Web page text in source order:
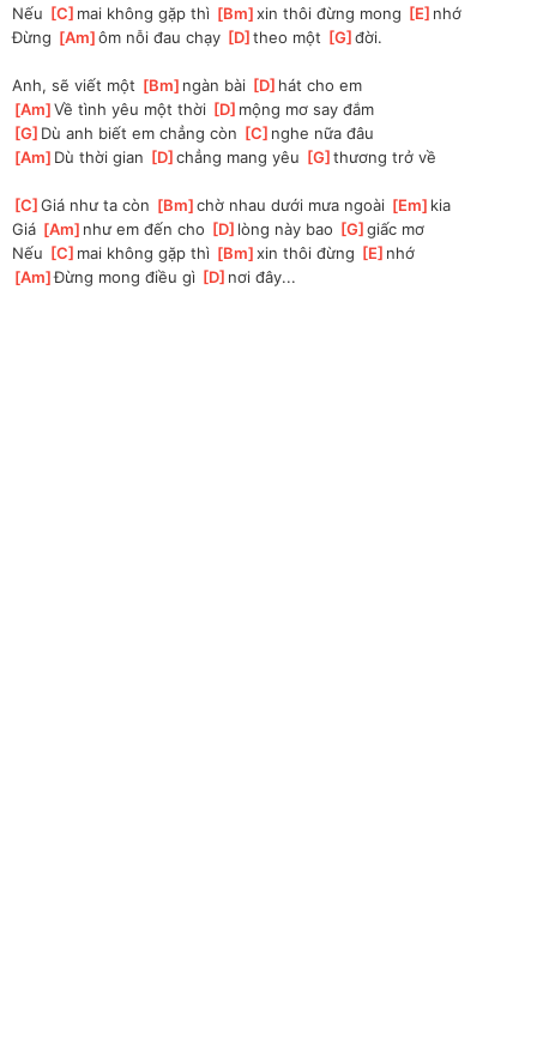
Nếu [C ]mai không gặp thì [Bm ]
xin thôi đừng mong [E ]nhớ
Đừng [Am ]
ôm nỗi đau chạy [D ]theo một [G ]
đời.
Anh, sẽ viết một [Bm ]ngàn bài [D ]hát cho em
[Am ]
Về tình yêu một thời [D ]mộng mơ say đắm
[G ]Dù anh biết em chẳng còn [C ]nghe nữa đâu
[Am ]Dù thời gian [D ]
chẳng mang yêu [G ]thương trở về
[C ]
Giá như ta còn [Bm ]
chờ nhau dưới mưa ngoài [Em ]kia
Giá [Am ]như em đến cho [D ]lòng này bao [G ]
giấc mơ
Nếu [C ]mai không gặp thì [Bm ]
xin thôi đừng [E ]nhớ
[Am ]
Đừng mong điều gì [D ]nơi đây...